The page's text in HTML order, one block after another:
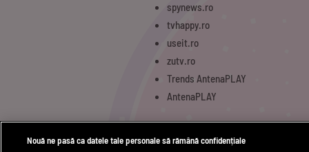
spynews.ro
tvhappy.ro
useit.ro
zutv.ro
Trends AntenaPLAY
AntenaPLAY
UTILE
Nouă ne pasă ca datele tale personale să rămână confidențiale